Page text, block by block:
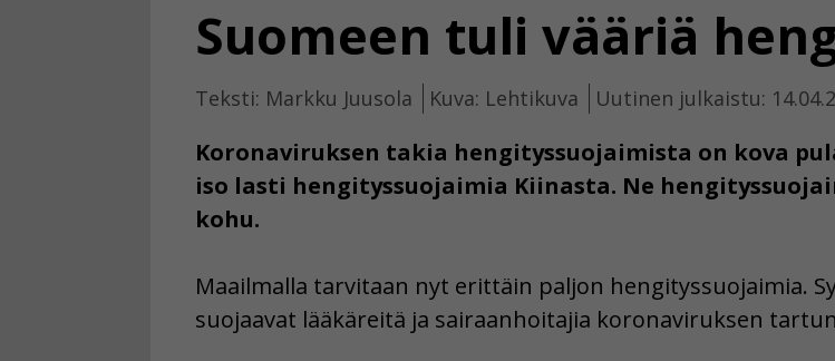
Suomeen tuli vääriä
Teksti: Markku Juusola Kuva: Lehtikuva Uutinen julkaistu:
Koronaviruksen takia hengityssuojaimista on kova
iso lasti hengityssuojaimia Kiinasta. Ne
kohu.
Maailmalla tarvitaan nyt erittäin paljon hengityssuojaimia.
suojaavat lääkäreitä ja sairaanhoitajia koronaviruksen